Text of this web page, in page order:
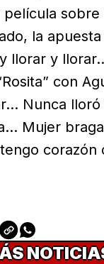
película
la
llorar y
con
Nunca lloró
Mujer
corazón